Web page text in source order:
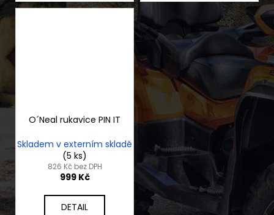
O´Neal rukavice PIN IT
Skladem v externím skladě
(5 ks)
826 Kč bez DPH
999 Kč
DETAIL